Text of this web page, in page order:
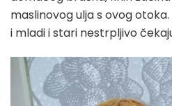
maslinovog ulja s ovog
i mladi i stari nestrpljivo